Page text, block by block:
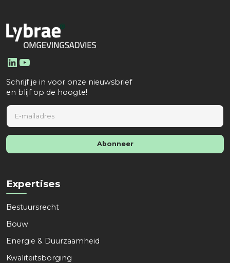
LinkedIn
Schrijf je in voor onze nieuwsbrief
en blijf op de hoogte!
E
a
i
l
Abonneer
Expertises
Bestuursrecht
Bouw
Energie & Duurzaamheid
Kwaliteitsborging